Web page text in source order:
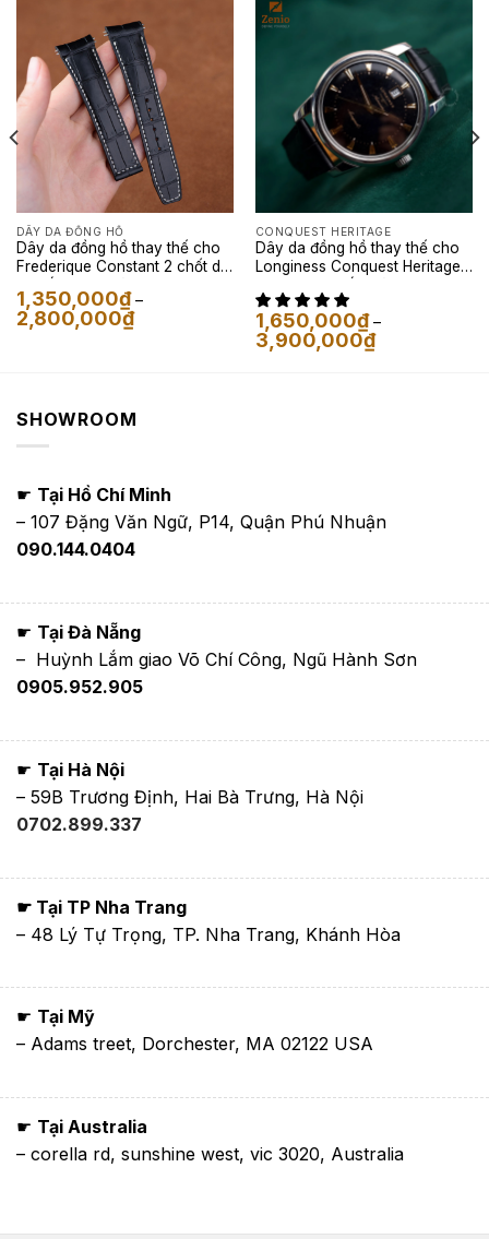
DÂY DA ĐỒNG HỒ
Dây da đồng hồ thay thế cho
Frederique Constant 2 chốt da
1,350,000₫ –
2,800,000₫Khoảng
giá:
CONQUEST HERITAGE
Dây da đồng hồ thay thế cho
Longiness Conquest Heritage –
1,650,000₫ –
3,900,000₫Khoảng
giá:
SHOWROOM
☛ Tại Hồ Chí Minh
– 107 Đặng Văn Ngữ, P14, Quận Phú Nhuận
090.144.0404
☛ Tại Đà Nẵng
– Huỳnh Lắm giao Võ Chí Công, Ngũ Hành Sơn
0905.952.905
☛ Tại Hà Nội
– 59B Trương Định, Hai Bà Trưng, Hà Nội
0702.899.337
☛ Tại TP Nha Trang
– 48 Lý Tự Trọng, TP. Nha Trang, Khánh Hòa
☛ Tại Mỹ
– Adams treet, Dorchester, MA 02122 USA
☛ Tại Australia
– corella rd, sunshine west, vic 3020, Australia